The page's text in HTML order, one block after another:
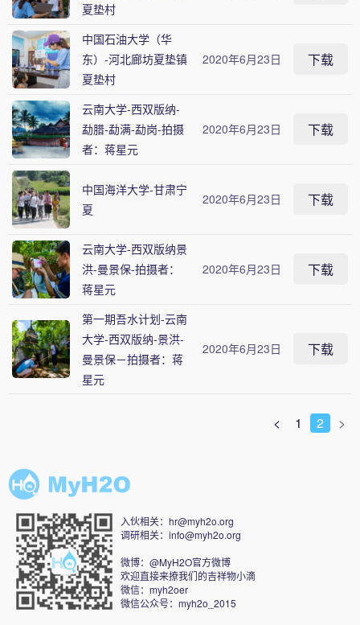
夏垫村
中国石油大学（华
东）-河北廊坊夏垫镇
夏垫村
2020年6月23日 下载
云南大学-西双版纳-
勐腊-勐满-勐岗-拍摄
者：蒋星元
2020年6月23日 下载
中国海洋大学-甘肃宁
夏
2020年6月23日 下载
云南大学-西双版纳景
洪-曼景保-拍摄者：
蒋星元
2020年6月23日 下载
第一期吾水计划-云南
大学-西双版纳-景洪-
曼景保－拍摄者：蒋
星元
2020年6月23日 下载
< 1 2 >
入伙相关：hr@myh2o.org
调研相关：info@myh2o.org
微博：@MyH2O官方微博
欢迎直接来撩我们的吉祥物小滴
微信：myh2oer
微信公众号：myh2o_2015